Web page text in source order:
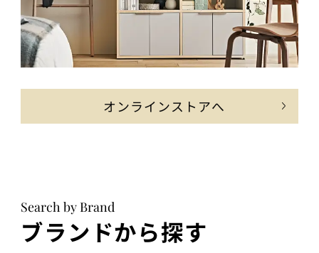
オンラインストアへ
Search by Brand
ブランドから探す